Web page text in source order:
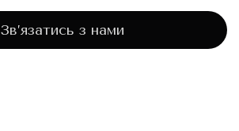
Зв’язатись з нами